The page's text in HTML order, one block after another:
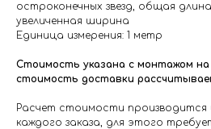
остроконечных звезд, общая
увеличенная ширина
Единица измерения: 1 метр
Стоимость указана с монтажом на
стоимость доставки
Расчет стоимости производится
каждого заказа, для этого